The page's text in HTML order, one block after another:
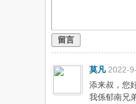
留言
莫凡 2022-
添来叔，您
我係郁南兄